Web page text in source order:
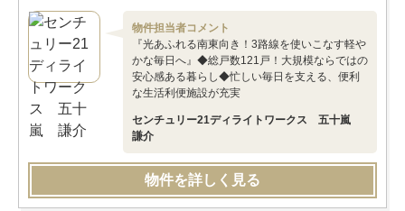
物件担当者コメント
『光あふれる南東向き！3路線を使いこなす軽や
かな毎日へ』◆総戸数121戸！大規模ならではの
安心感ある暮らし◆忙しい毎日を支える、便利
な生活利便施設が充実
センチュリー21ディライトワークス 五十嵐
謙介
物件を詳しく見る